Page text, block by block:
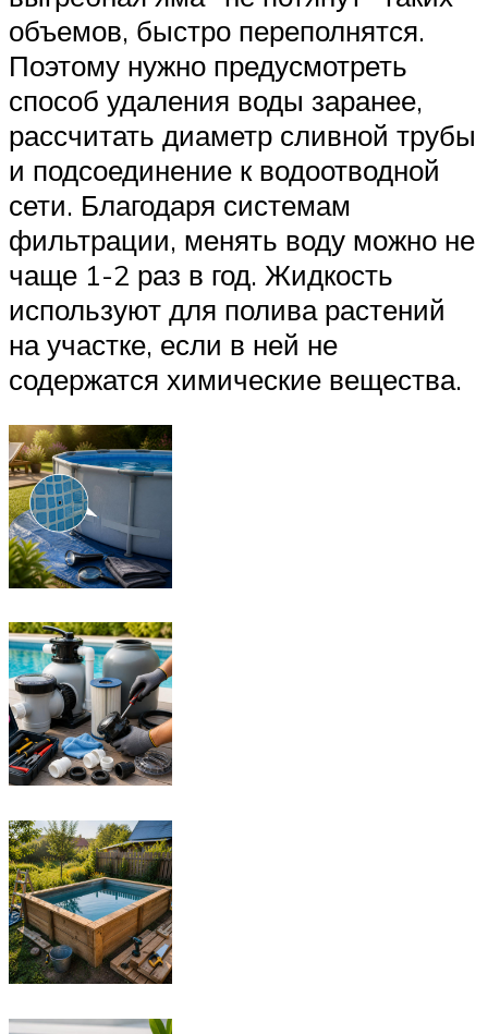
объемов, быстро переполнятся.
Поэтому нужно предусмотреть
способ удаления воды заранее,
рассчитать диаметр сливной трубы
и подсоединение к водоотводной
сети. Благодаря системам
фильтрации, менять воду можно не
чаще 1-2 раз в год. Жидкость
используют для полива растений
на участке, если в ней не
содержатся химические вещества.